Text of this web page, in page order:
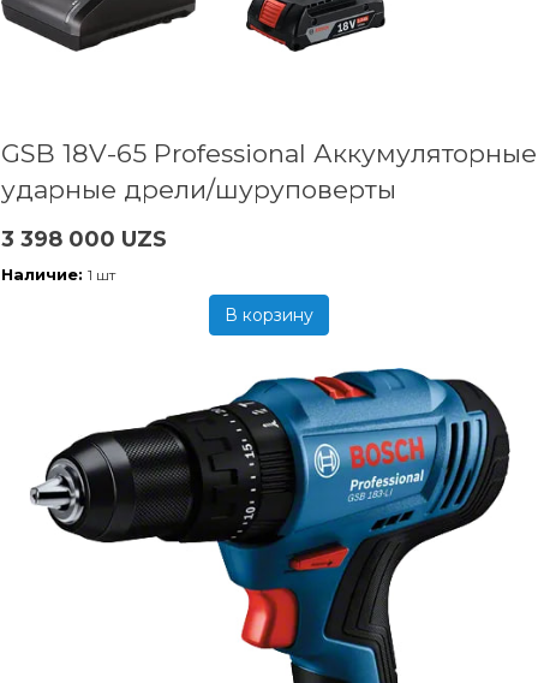
GSB 18V-65 Professional Аккумуляторные
ударные дрели/шуруповерты
3 398 000 UZS
Наличие: 1 шт
В корзину